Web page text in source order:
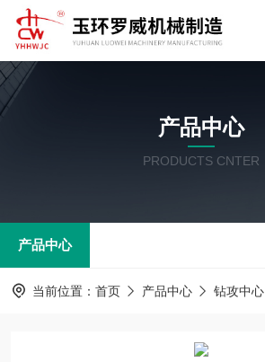
产品中心
PRODUCTS CNTER
产品中心
当前位置： 首页 产品中心 钻攻中心